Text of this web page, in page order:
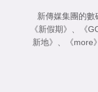
新傳媒集團的
《新假期》
《
新地》
《more》